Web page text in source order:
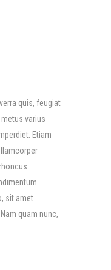
quis, feugiat
varius
Etiam
sit amet
quam nunc,